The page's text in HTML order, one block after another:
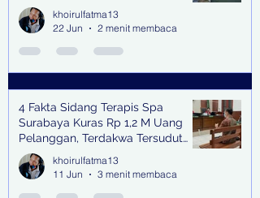
Bangkitkan Swasembada Pangan
dan Pengendali Banjir
khoirulfatma13
22 Jun
2 menit membaca
4 Fakta Sidang Terapis Spa
Surabaya Kuras Rp 1,2 M Uang
Pelanggan, Terdakwa Tersudut
oleh Keterangan Saksi Kunci
khoirulfatma13
11 Jun
3 menit membaca